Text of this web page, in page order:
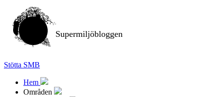
Supermiljöbloggen
Stötta SMB
Hem
Områden